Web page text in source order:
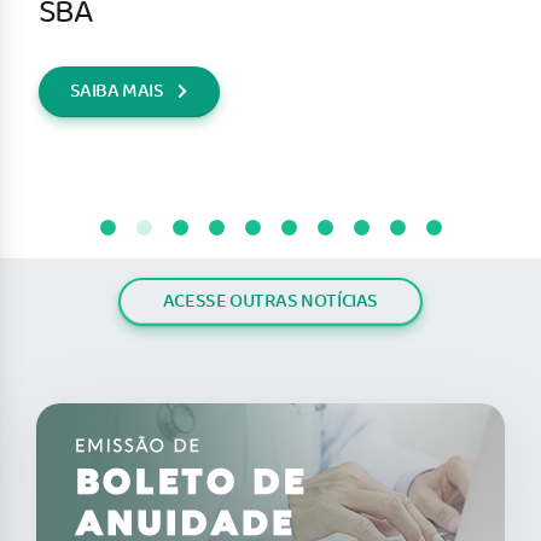
SBA
SAIBA MAIS
ACESSE OUTRAS NOTÍCIAS